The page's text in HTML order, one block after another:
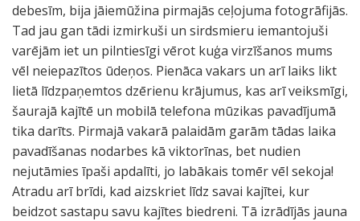
debesīm, bija jāiemūžina pirmajās ceļojuma fotogrāfijās.
Tad jau gan tādi izmirkuši un sirdsmieru iemantojuši
varējām iet un pilntiesīgi vērot kuģa virzīšanos mums
vēl neiepazītos ūdeņos. Pienāca vakars un arī laiks likt
lietā līdzpaņemtos dzērienu krājumus, kas arī veiksmīgi,
šaurajā kajītē un mobilā telefona mūzikas pavadījumā
tika darīts. Pirmajā vakarā palaidām garām tādas laika
pavadīšanas nodarbes kā viktorīnas, bet nudien
nejutāmies īpaši apdalīti, jo labākais tomēr vēl sekoja!
Atradu arī brīdi, kad aizskriet līdz savai kajītei, kur
beidzot sastapu savu kajītes biedreni. Tā izrādījās jauna